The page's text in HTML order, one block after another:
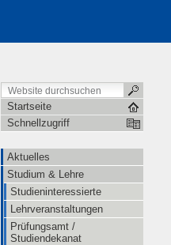
Startseite
Schnellzugriff
Aktuelles
Studium & Lehre
Studieninteressierte
Lehrveranstaltungen
Prüfungsamt /
Studiendekanat